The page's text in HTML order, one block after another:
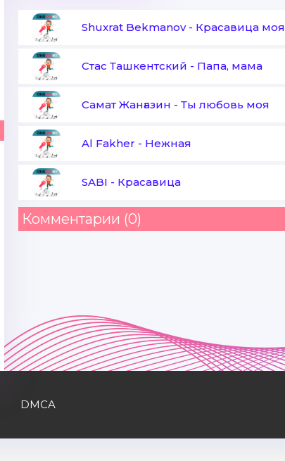
Shuxrat Bekmanov- Красавица моя
Стас Ташкентский - Папа, мама
Самат Жанғазин - Ты любовь моя
Al Fakher - Нежная
SABI - Красавица
Комментарии (0)
DMCA